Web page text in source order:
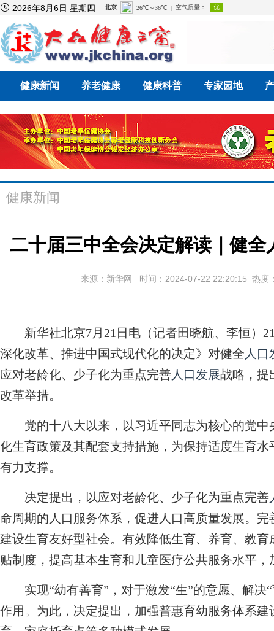
 2026年8月6日 星期四
健康新闻 养老健康 健康科普 专家园地
健康新闻
二十届三中全会决定解读｜健
来源：新华网 时间：2024-07-22 22:20:15 热度
新华社北京7月21日电（记者田晓航、李恒）
深化改革、推进中国式现代化的决定》对健全 人口
应对老龄化、少子化为重点完善人口发展战略，提
改革举措。
党的十八大以来，以习近平同志为核心的党中
化生育政策及其配套支持措施，为保持适度生育
有力支撑。
决定提出，以应对老龄化、少子化为重点完善
命周期的人口服务体系，促进人口高质量发展。
建设生育友好型社会。有效降低生育、养育、教
贴制度，提高基本生育和儿童医疗公共服务水平
实现“幼有善育”，对于激发“生”的意愿、解决“
作用。为此，决定提出，加强普惠育幼服务体系